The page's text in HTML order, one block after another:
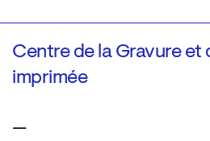
Centre de la Gravure et
imprimée
—